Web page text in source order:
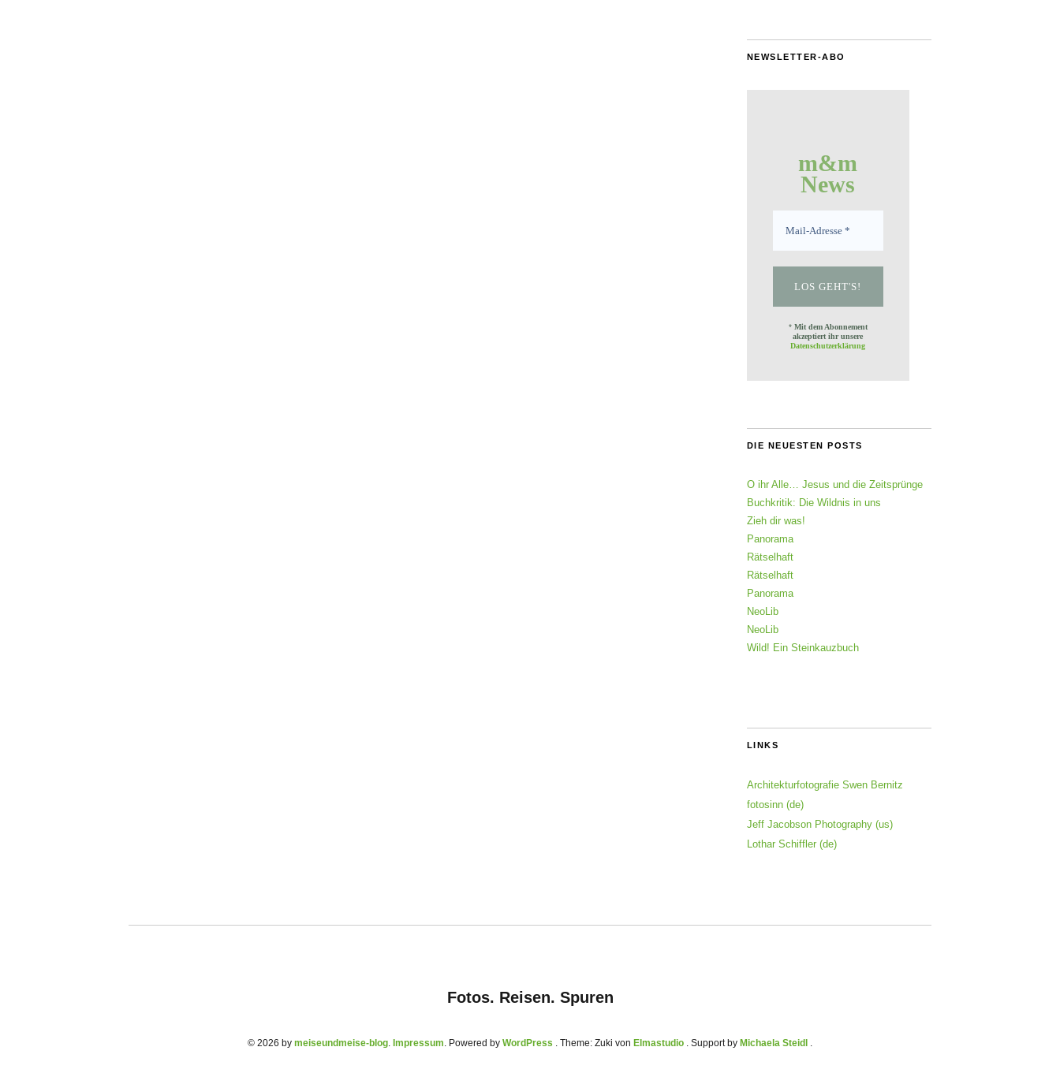
NEWSLETTER-ABO
m&m
News
* Mit dem Abonnement
akzeptiert ihr unsere
Datenschutzerklärung
DIE NEUESTEN POSTS
O ihr Alle… Jesus und die Zeitsprünge
Buchkritik: Die Wildnis in uns
Zieh dir was!
Panorama
Rätselhaft
Rätselhaft
Panorama
NeoLib
NeoLib
Wild! Ein Steinkauzbuch
LINKS
Architekturfotografie Swen Bernitz
fotosinn (de)
Jeff Jacobson Photography (us)
Lothar Schiffler (de)
Fotos. Reisen. Spuren
© 2026 by meiseundmeise-blog Impressum Powered by WordPress Theme: Zuki von Elmastudio . Support by Michaela Steidl